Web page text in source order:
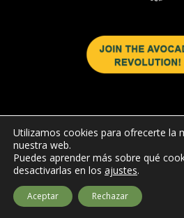
© 2026 Naked Avocado
Utilizamos cookies para ofrecerte la
nuestra web.
Puedes aprender más sobre qué
desactivarlas en los ajustes.
Aceptar Rechazar